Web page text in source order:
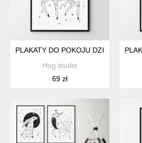
PLAKATY DO POKOJU DZIECKA -
Hog studio
69 zł